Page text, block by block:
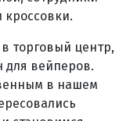
торговый центр,
для вейперов.
в нашем